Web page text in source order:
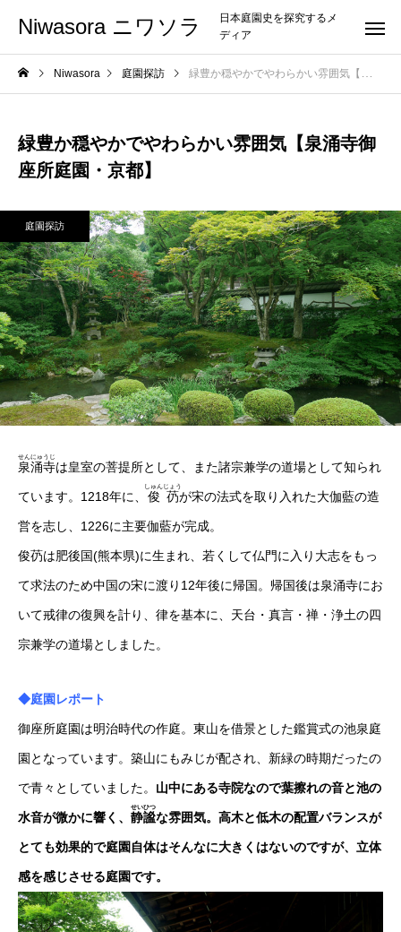
Niwasora ニワソラ
日本庭園史を探究するメ
ディア
Niwasora 庭園探訪 緑豊か穏やかでやわらかい雰囲気【泉涌寺
緑豊か穏やかでやわらかい雰囲気【泉涌寺御
座所庭園・京都】
庭園探訪
泉涌寺
せんにゅうじ
は皇室の菩提所として、また諸宗兼学の道場として知られ
ています。1218年に、 俊芿
しゅんじょう
が宋の法式を取り入れた大伽藍の造
営を志し、1226に主要伽藍が完成。
俊芿は肥後国(熊本県)に生まれ、若くして仏門に入り大志をもっ
て求法のため中国の宋に渡り12年後に帰国。帰国後は泉涌寺にお
いて戒律の復興を計り、律を基本に、天台・真言・禅・浄土の四
宗兼学の道場としました。
◆庭園レポート
御座所庭園は明治時代の作庭。東山を借景とした鑑賞式の池泉庭
園となっています。築山にもみじが配され、新緑の時期だったの
で青々としていました。 山中にある寺院なので葉擦れの音と池の
水音が微かに響く、 静謐
せいひつ
な雰囲気。高木と低木の配置バランスが
とても効果的で庭園自体はそんなに大きくはないのですが、立体
感を感じさせる庭園です。